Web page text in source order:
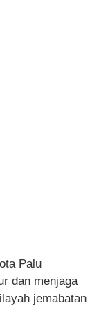
Palu
dan menjaga
jemabatan